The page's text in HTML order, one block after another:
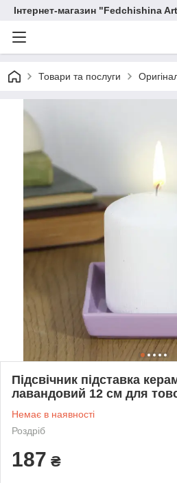
Інтернет-магазин "Fedchishina
Товари та послуги
Підсвічник підставка
лавандовий 12 см для
Немає в наявності
Роздріб
187 ₴